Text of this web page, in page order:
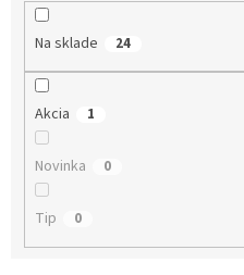
Na sklade 24
Akcia 1
Novinka 0
Tip 0